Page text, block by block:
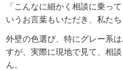
「こんなに細かく相談に乗っ
いうお言葉もいただき、私た
外壁の色選び、特にグレー系
すが、実際に現地で見て、相
ん。